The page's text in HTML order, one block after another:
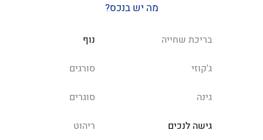
מה יש בנכס?
בריכת שחייה נוף
ג'קוזי סורגים
גינה סוגרים
גישה לנכים ריהוט